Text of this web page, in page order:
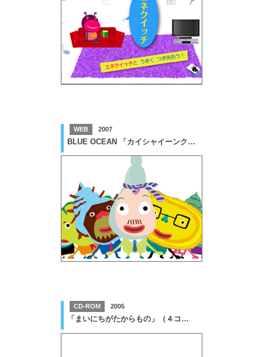
WEB 2007
BLUE OCEAN 「カイシャイーンクイズ」
CD-ROM 2005
「まいにちがたからもの」（４コース）